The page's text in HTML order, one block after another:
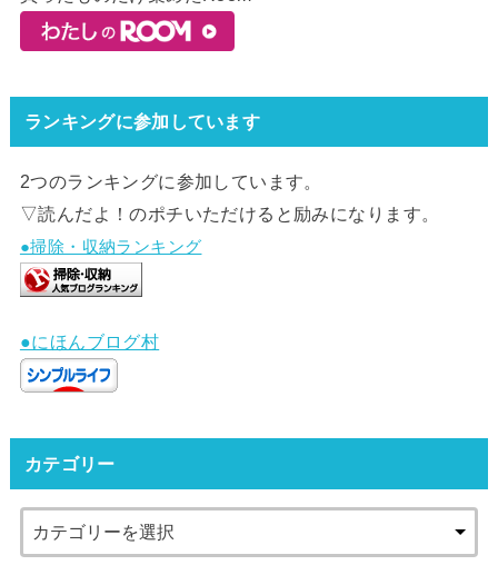
ランキングに参加しています
2つのランキングに参加しています。
▽読んだよ！のポチいただけると励みになります。
●掃除・収納ランキング
●にほんブログ村
カテゴリー